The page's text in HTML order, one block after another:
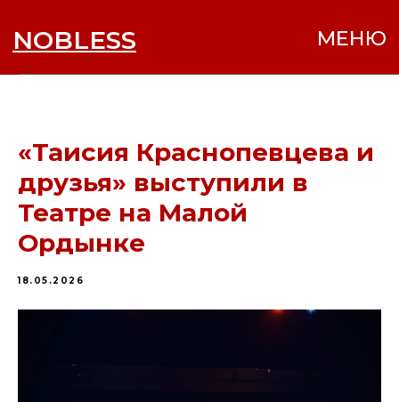
NOBLESS
«Таисия Краснопевцева и
друзья» выступили в
Театре на Малой
Ордынке
18.05.2026